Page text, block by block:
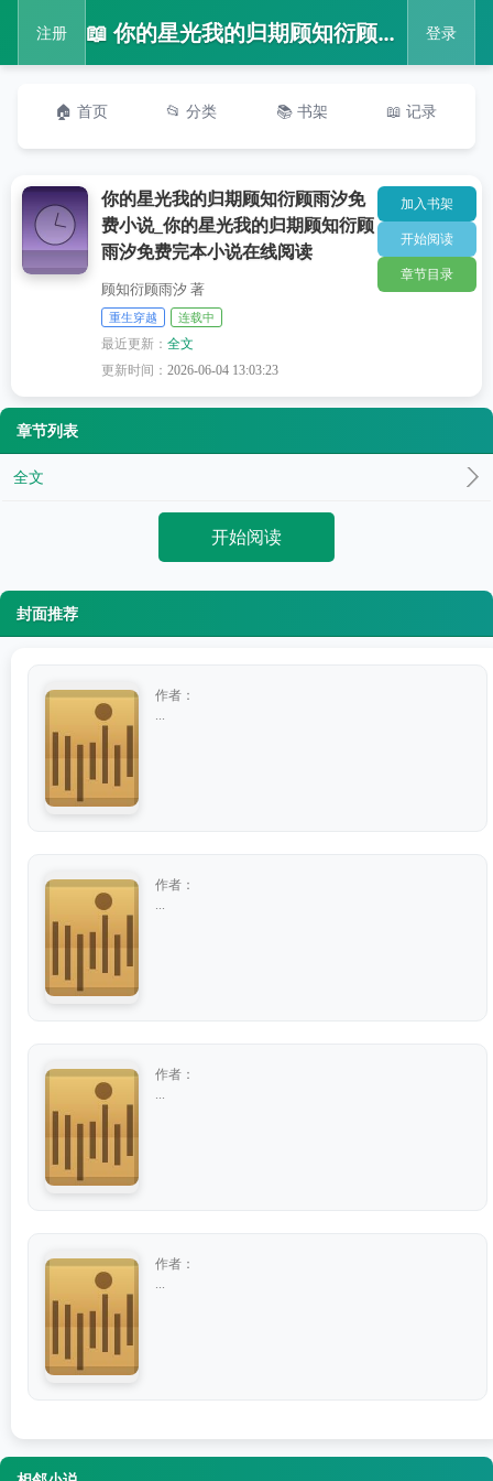
注册 📖 你的星光我的归期顾知衍顾雨汐免费小说_你的星光我的归期顾知衍顾雨汐免费完本小说在线阅读 登录
🏠 首页 📂 分类 📚 书架 📖 记录
你的星光我的归期顾知衍顾雨汐免
费小说_你的星光我的归期顾知衍顾
雨汐免费完本小说在线阅读
顾知衍顾雨汐 著
重生穿越 连载中
最近更新：全文
更新时间：2026-06-04 13:03:23
加入书架
开始阅读
章节目录
章节列表
全文
开始阅读
封面推荐
作者：
作者：
作者：
作者：